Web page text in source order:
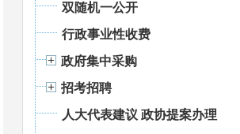
双随机一公开
行政事业性收费
政府集中采购
招考招聘
人大代表建议 政协提案办理